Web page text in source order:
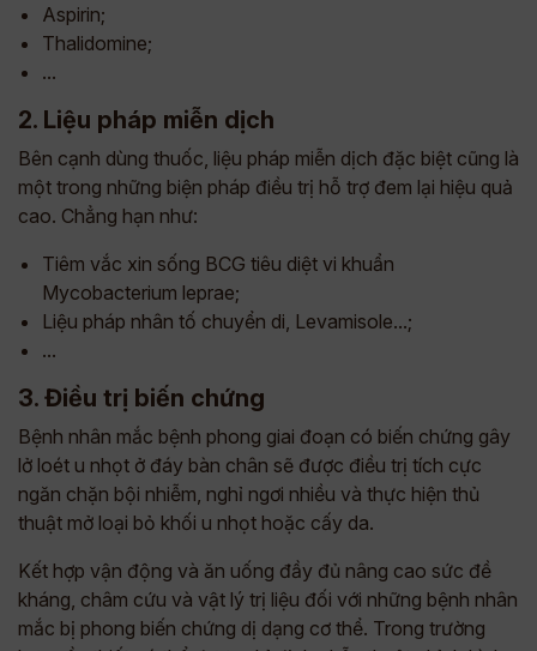
Aspirin;
Thalidomine;
...
2. Liệu pháp miễn dịch
Bên cạnh dùng thuốc, liệu pháp miễn dịch đặc biệt cũng là
một trong những biện pháp điều trị hỗ trợ đem lại hiệu quả
cao. Chẳng hạn như:
Tiêm vắc xin sống BCG tiêu diệt vi khuẩn
Mycobacterium leprae;
Liệu pháp nhân tố chuyển di, Levamisole...;
...
3. Điều trị biến chứng
Bệnh nhân mắc bệnh phong giai đoạn có biến chứng gây
lở loét u nhọt ở đáy bàn chân sẽ được điều trị tích cực
ngăn chặn bội nhiễm, nghỉ ngơi nhiều và thực hiện thủ
thuật mở loại bỏ khối u nhọt hoặc cấy da.
Kết hợp vận động và ăn uống đầy đủ nâng cao sức đề
kháng, châm cứu và vật lý trị liệu đối với những bệnh nhân
mắc bị phong biến chứng dị dạng cơ thể. Trong trường